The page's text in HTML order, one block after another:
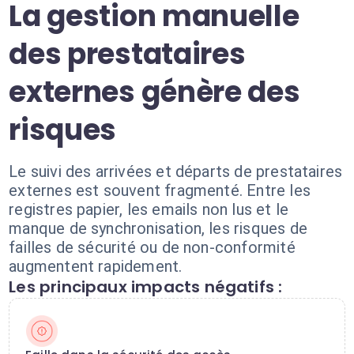
La gestion manuelle
des prestataires
externes génère des
risques
Le suivi des arrivées et départs de prestataires
externes est souvent fragmenté. Entre les
registres papier, les emails non lus et le
manque de synchronisation, les risques de
failles de sécurité ou de non-conformité
augmentent rapidement.
Les principaux impacts négatifs :